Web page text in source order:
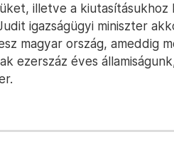
illetve a
igazságügyi miniszter
magyar ország, ameddig
ezerszáz éves